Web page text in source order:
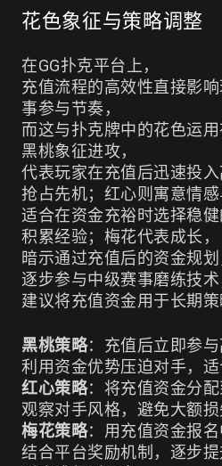
花色象征与策略调整
在GG扑克平台上，
充值流程的高效性直接影
事参与节奏，
而这与扑克牌中的花色运用
黑桃象征进攻，
代表玩家在充值后迅速投入
抢占先机；红心则寓意情感
适合在资金充裕时选择稳健
积累经验；梅花代表成长，
暗示通过充值后的资金规划
逐步参与中级赛事磨练技术
建议将充值资金用于长期策
黑桃策略：充值后立即参与
利用资金优势压迫对手，适
红心策略：将充值资金分配
观察对手风格，避免大额损
梅花策略：用充值资金报名
结合平台奖励机制，逐步提